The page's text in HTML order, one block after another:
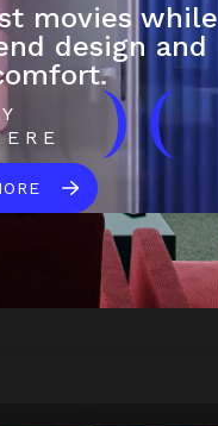
movies while
design and
) (